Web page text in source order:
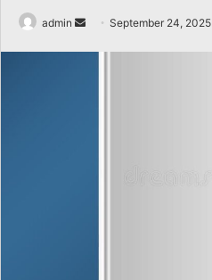
admin
Send September 24, 2025